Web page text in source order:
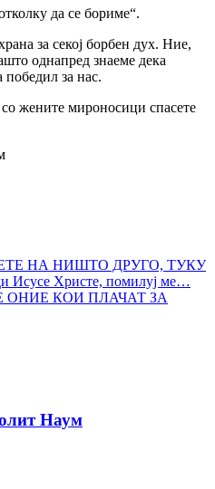
да се бориме“.
за секој борбен дух. Ние,
однапред знаеме дека
победил за нас.
жените мироносици спасете
НА НИШТО ДРУГО, ТУКУ
Исусе Христе, помилуј ме…
ОНИЕ КОИ ПЛАЧАТ ЗА
Наум